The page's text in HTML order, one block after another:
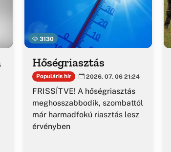
3130
Hőségriasztás
Populáris hír 2026. 07. 06 21:24
FRISSÍTVE! A hőségriasztás
meghosszabbodik, szombattól
már harmadfokú riasztás lesz
érvényben